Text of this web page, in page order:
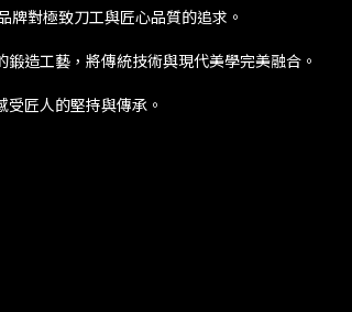
對極致刀工與匠心品質的追求。
造工藝，將傳統技術與現代美學完美融合。
匠人的堅持與傳承。